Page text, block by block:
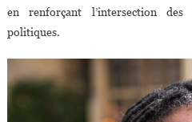
en renforçant l’intersection
politiques.